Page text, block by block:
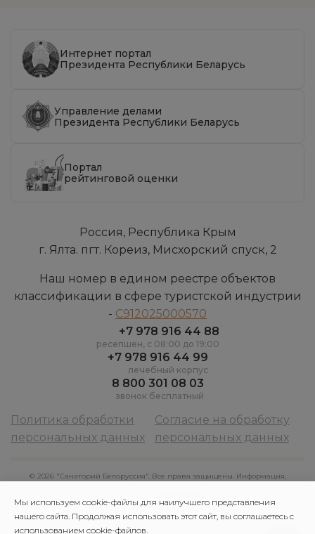
Интернет портал
Президента Республики Беларусь
Управление делами
Президента Республики Беларусь
Портал
рейтинговой оценки
Россия, Республика Крым
г. Ялта. пгт. Кореиз, Мисхорский спуск, 2
Наш номер в едином реестре объектов
классификации в сфере туристской индустрии
- С912025000570
+7 978 916 44 88
ресепшен, c 08:00 до 19:00
+7 978 916 44 99
лечебный корпус
8 800 301 08 03
звонок бесплатный
Политика обработки
персональных данных
Согласие на обработку
персональных данных
© 2026 "Санаторий Белоруссия". Все права защищены. Информация,
Мы используем cookie-файлы для наилучшего представления
нашего сайта. Продолжая использовать этот сайт, вы соглашаетесь с
использованием cookie-файлов.